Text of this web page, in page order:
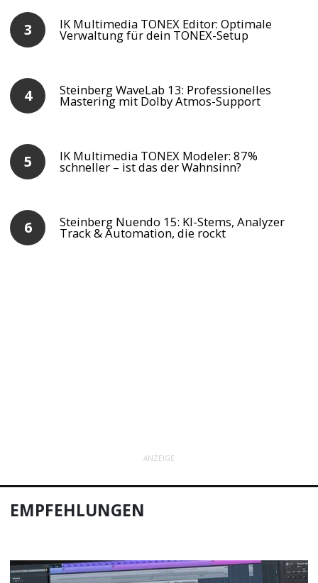
IK Multimedia TONEX Editor: Optimale
Verwaltung für dein TONEX-Setup
Steinberg WaveLab 13: Professionelles
Mastering mit Dolby Atmos-Support
IK Multimedia TONEX Modeler: 87%
schneller – ist das der Wahnsinn?
Steinberg Nuendo 15: KI-Stems, Analyzer
Track & Automation, die rockt
ANZEIGE
EMPFEHLUNGEN